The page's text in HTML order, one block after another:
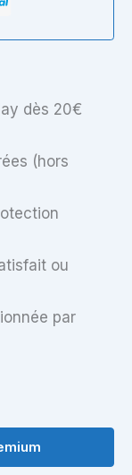
dès 20€
(hors
ou
par